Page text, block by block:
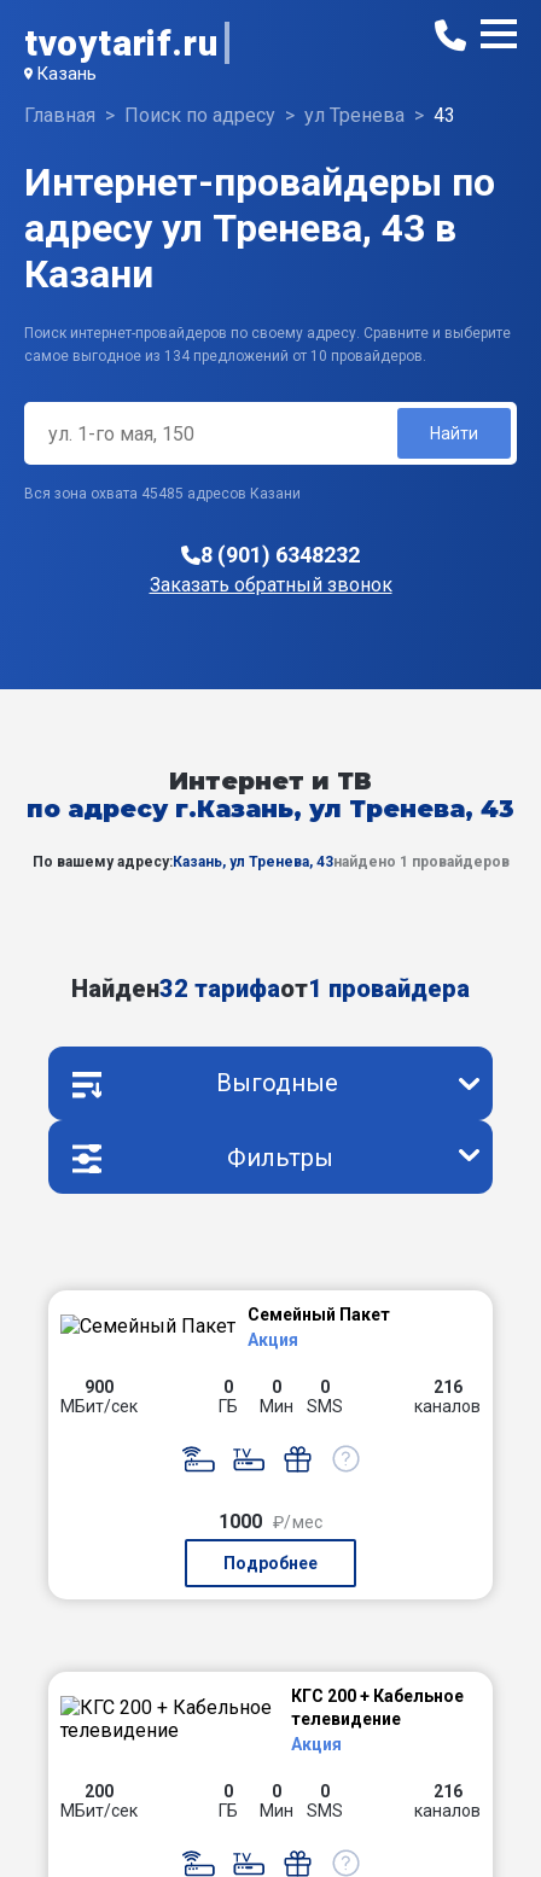
tvoytarif.ru
Казань
Главная Поиск по адресу ул Тренева 43
Интернет-провайдеры по
адресу ул Тренева, 43 в
Казани
Поиск интернет-провайдеров по своему адресу. Сравните и выберите
самое выгодное из 134 предложений от 10 провайдеров.
Найти
Вся зона охвата 45485 адресов Казани
8 (901) 6348232
Заказать обратный звонок
Интернет и ТВ
по адресу г.Казань, ул Тренева, 43
По вашему адресу:Казань, ул Тренева, 43найдено 1 провайдеров
Найден32 тарифаот1 провайдера
Выгодные
Фильтры
Семейный Пакет
Акция
900
МБит/сек
0
ГБ
0
Мин
0
SMS
216
каналов
1000 ₽/мес
Подробнее
КГС 200 + Кабельное
телевидение
Акция
200
МБит/сек
0
ГБ
0
Мин
0
SMS
216
каналов